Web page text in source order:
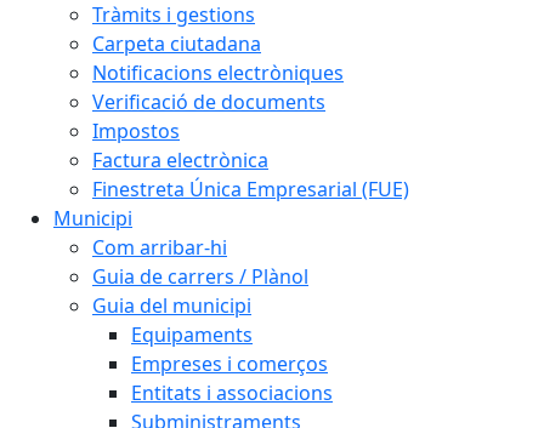
Tràmits i gestions
Carpeta ciutadana
Notificacions electròniques
Verificació de documents
Impostos
Factura electrònica
Finestreta Única Empresarial (FUE)
Municipi
Com arribar-hi
Guia de carrers / Plànol
Guia del municipi
Equipaments
Empreses i comerços
Entitats i associacions
Subministraments